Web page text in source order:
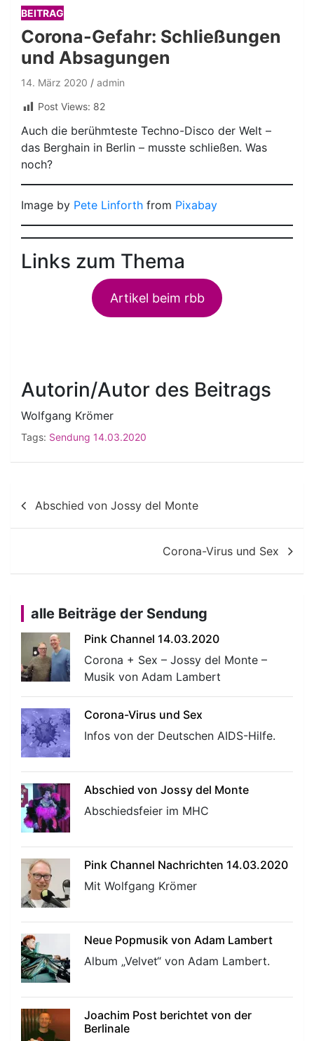
BEITRAG
Corona-Gefahr: Schließungen
und Absagungen
14. März 2020
admin
Post Views: 82
Auch die berühmteste Techno-Disco der Welt –
das Berghain in Berlin – musste schließen. Was
noch?
Image by Pete Linforth from Pixabay
Links zum Thema
Artikel beim rbb
Autorin/Autor des Beitrags
Wolfgang Krömer
Tags: Sendung 14.03.2020
Beitragsnavigation
Abschied von Jossy del Monte
Corona-Virus und Sex
alle Beiträge der Sendung
Pink Channel 14.03.2020
Corona + Sex – Jossy del Monte –
Musik von Adam Lambert
Corona-Virus und Sex
Infos von der Deutschen AIDS-Hilfe.
Abschied von Jossy del Monte
Abschiedsfeier im MHC
Pink Channel Nachrichten 14.03.2020
Mit Wolfgang Krömer
Neue Popmusik von Adam Lambert
Album „Velvet“ von Adam Lambert.
Joachim Post berichtet von der
Berlinale